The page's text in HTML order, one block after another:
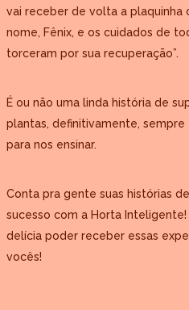
vai receber de volta a plaquinha
nome, Fênix, e os cuidados de
torceram por sua recuperação”.
É ou não uma linda história de
plantas, definitivamente,
para nos ensinar.
Conta pra gente suas histórias
sucesso com a Horta Inteligente!
delícia poder receber essas
vocês!